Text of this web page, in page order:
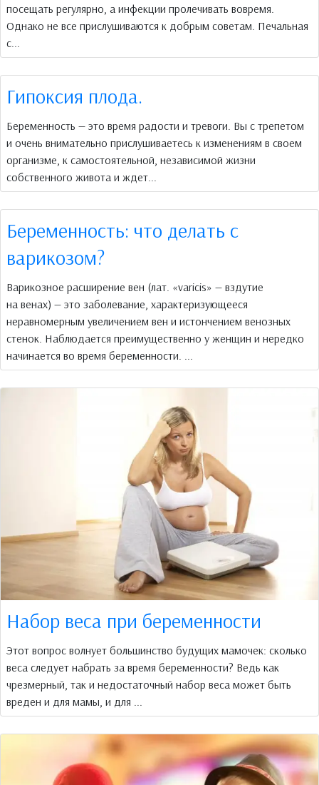
посещать регулярно, а инфекции пролечивать вовремя.
Однако не все прислушиваются к добрым советам. Печальная
с...
Гипоксия плода.
Беременность — это время радости и тревоги. Вы с трепетом
и очень внимательно прислушиваетесь к изменениям в своем
организме, к самостоятельной, независимой жизни
собственного живота и ждет...
Беременность: что делать с
варикозом?
Варикозное расширение вен (лат. «varicis» — вздутие
на венах) — это заболевание, характеризующееся
неравномерным увеличением вен и истончением венозных
стенок. Наблюдается преимущественно у женщин и нередко
начинается во время беременности. ...
Набор веса при беременности
Этот вопрос волнует большинство будущих мамочек: сколько
веса следует набрать за время беременности? Ведь как
чрезмерный, так и недостаточный набор веса может быть
вреден и для мамы, и для ...